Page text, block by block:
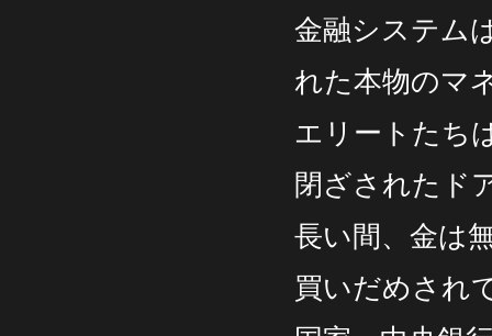
金融システム
れた本物のマ
エリートたち
閉ざされたド
長い間、金は
買いだめされ